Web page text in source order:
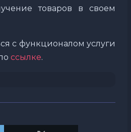
товаров в своем
с функционалом услуги
ссылке.